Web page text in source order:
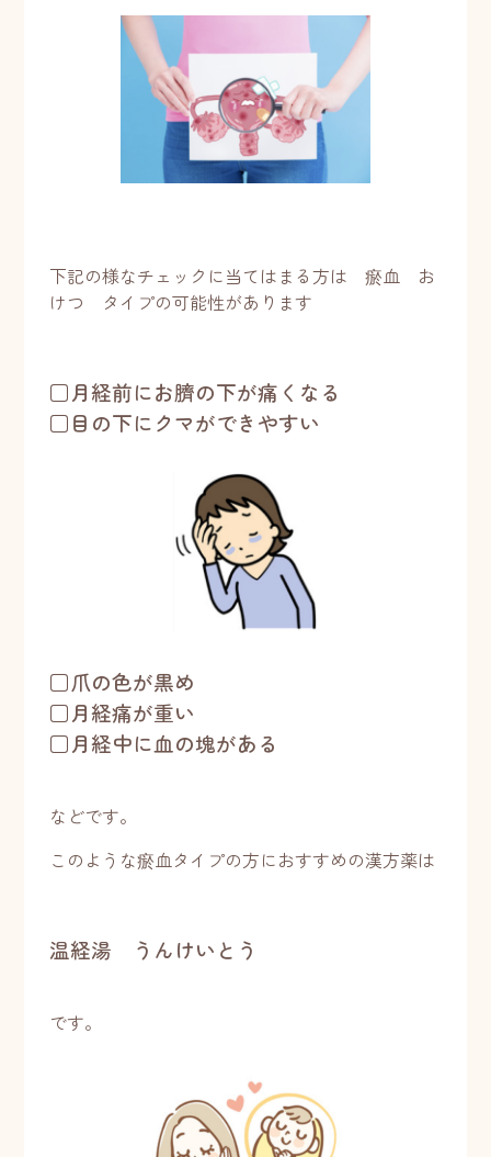
下記の様なチェックに当てはまる方は 瘀血 お
けつ タイプの可能性があります
□月経前にお臍の下が痛くなる
□目の下にクマができやすい
□爪の色が黒め
□月経痛が重い
□月経中に血の塊がある
などです。
このような瘀血タイプの方におすすめの漢方薬は
温経湯 うんけいとう
です。